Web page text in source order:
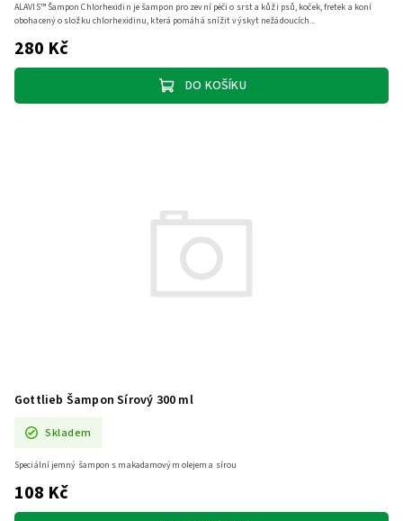
280 Kč
DO KOŠÍKU
ALAVIS™ Šampon Chlorhexidin je šampon pro zevní péči o srst a kůži psů, koček, fretek a koní
obohacený o složku chlorhexidinu, která pomáhá snížit výskyt nežádoucích...
Gottlieb Šampon Sírový 300 ml
Skladem
108 Kč
Speciální jemný šampon s makadamovým olejem a sírou